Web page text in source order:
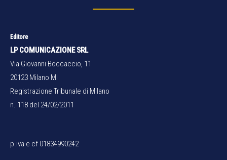
Editore
LP COMUNICAZIONE SRL
Via Giovanni Boccaccio, 11
20123 Milano MI
Registrazione Tribunale di Milano
n. 118 del 24/02/2011
p.iva e cf 01834990242